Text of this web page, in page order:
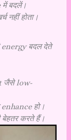
में बदलें।
नहीं होता।
energy बदल देते
जैसे low-
हो।
बेहतर करते हैं।